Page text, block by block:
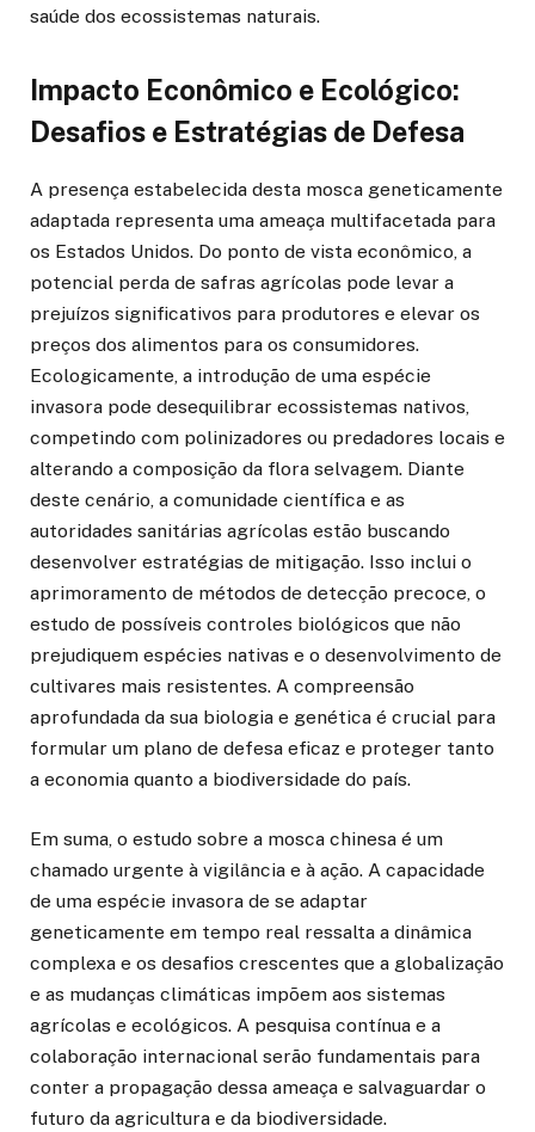
saúde dos ecossistemas naturais.
Impacto Econômico e Ecológico:
Desafios e Estratégias de Defesa
A presença estabelecida desta mosca geneticamente
adaptada representa uma ameaça multifacetada para
os Estados Unidos. Do ponto de vista econômico, a
potencial perda de safras agrícolas pode levar a
prejuízos significativos para produtores e elevar os
preços dos alimentos para os consumidores.
Ecologicamente, a introdução de uma espécie
invasora pode desequilibrar ecossistemas nativos,
competindo com polinizadores ou predadores locais e
alterando a composição da flora selvagem. Diante
deste cenário, a comunidade científica e as
autoridades sanitárias agrícolas estão buscando
desenvolver estratégias de mitigação. Isso inclui o
aprimoramento de métodos de detecção precoce, o
estudo de possíveis controles biológicos que não
prejudiquem espécies nativas e o desenvolvimento de
cultivares mais resistentes. A compreensão
aprofundada da sua biologia e genética é crucial para
formular um plano de defesa eficaz e proteger tanto
a economia quanto a biodiversidade do país.
Em suma, o estudo sobre a mosca chinesa é um
chamado urgente à vigilância e à ação. A capacidade
de uma espécie invasora de se adaptar
geneticamente em tempo real ressalta a dinâmica
complexa e os desafios crescentes que a globalização
e as mudanças climáticas impõem aos sistemas
agrícolas e ecológicos. A pesquisa contínua e a
colaboração internacional serão fundamentais para
conter a propagação dessa ameaça e salvaguardar o
futuro da agricultura e da biodiversidade.